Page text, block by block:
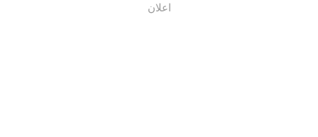
اعلان